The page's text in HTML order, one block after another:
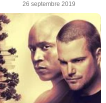
26 septembre 2019